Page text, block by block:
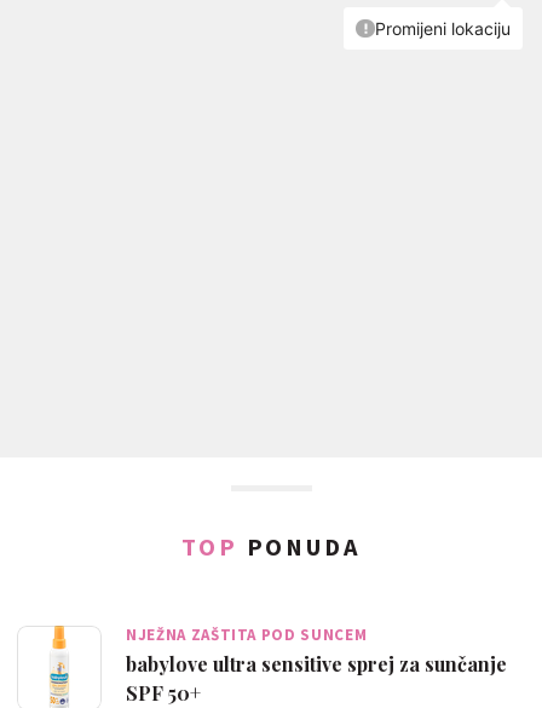
TOP PONUDA
NJEŽNA ZAŠTITA POD SUNCEM
babylove ultra sensitive sprej za sunčanje
SPF 50+